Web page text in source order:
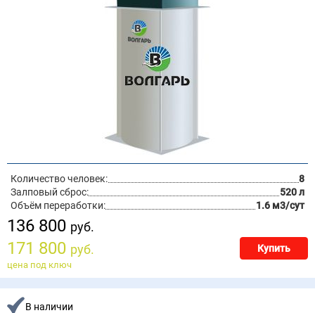
Количество человек:
8
Залповый сброс:
520 л
Объём переработки:
1.6 м3/сут
136 800 руб.
171 800 руб. Купить
цена под ключ
В наличии